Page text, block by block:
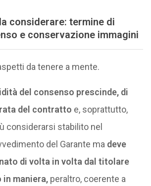
considerare: termine di
e conservazione immagini
da tenere a mente.
del consenso prescinde, di
del contratto e, soprattutto,
considerarsi stabilito nel
del Garante ma deve
di volta in volta dal titolare
maniera,peraltro, coerente a